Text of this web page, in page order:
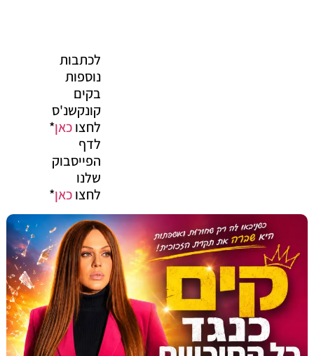
לכתבות
נוספות
קונקשנ'ס
לחצוכאן*
הפייסבוק
לחצוכאן*